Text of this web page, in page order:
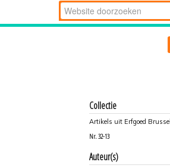
Zoek
Geavanceerd
Collectie
Artikels uit Erfgoed Brussel
Nr. 32-13
Auteur(s)